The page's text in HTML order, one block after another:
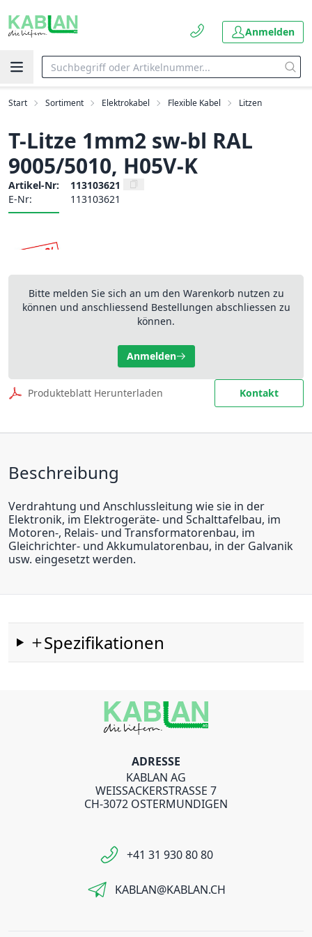
Anmelden
Start Sortiment Elektrokabel Flexible Kabel Litzen
T-Litze 1mm2 sw-bl RAL
9005/5010, H05V-K
Artikel-Nr:
113103621
E-Nr:
113103621
Bitte melden Sie sich an um den Warenkorb nutzen zu
können und anschliessend Bestellungen abschliessen zu
können.
Anmelden
Produkteblatt Herunterladen Kontakt
Beschreibung
Verdrahtung und Anschlussleitung wie sie in der
Elektronik, im Elektrogeräte- und Schalttafelbau, im
Motoren-, Relais- und Transformatorenbau, im
Gleichrichter- und Akkumulatorenbau, in der Galvanik
usw. eingesetzt werden.
Spezifikationen
ADRESSE
KABLAN AG
WEISSACKERSTRASSE 7
CH-3072 OSTERMUNDIGEN
+41 31 930 80 80
KABLAN@KABLAN.CH